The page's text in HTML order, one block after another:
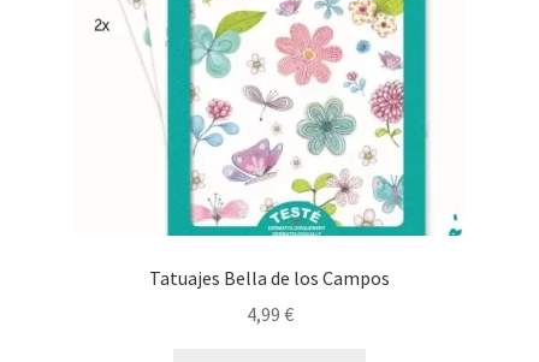
Tatuajes Bella de los Campos
4,99 €